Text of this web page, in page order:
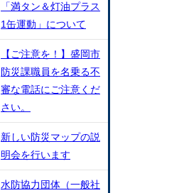
「満タン＆灯油プラス
1缶運動」について
【ご注意を！】盛岡市
防災課職員を名乗る不
審な電話にご注意くだ
さい。
新しい防災マップの説
明会を行います
水防協力団体（一般社